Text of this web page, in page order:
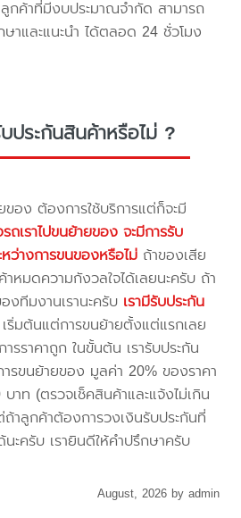
กค้าที่มีงบประมาณจำกัด สามารถ
าและแนะนำ ได้ตลอด 24 ชั่วโมง
ประกันสินค้าหรือไม่ ?
อง ต้องการใช้บริการแต่ก็จะมี
ถเราไปขนย้ายของ จะมีการรับ
ว่างการขนของหรือไม่ ถ้าของเสีย
หมดความกังวลใจได้เลยนะครับ ถ้า
งทีมงานเรานะครับ เรามีรับประกัน
เริ่มต้นแต่การขนย้ายตั้งแต่แรกเลย
รราคาถูก ในขั้นต้น เรารับประกัน
ารขนย้ายของ มูลค่า 20% ของราคา
าท (ตรวจเช็คสินค้าและแจ้งไม่เกิน
าลูกค้าต้องการวงเงินรับประกันที่
นะครับ เรายินดีให้คำปรึกษาครับ
August, 2026 by admin